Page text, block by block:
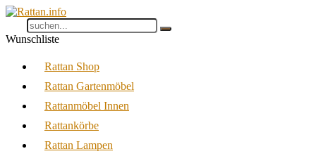
Wunschliste
Rattan Shop
Rattan Gartenmöbel
Rattanmöbel Innen
Rattankörbe
Rattan Lampen